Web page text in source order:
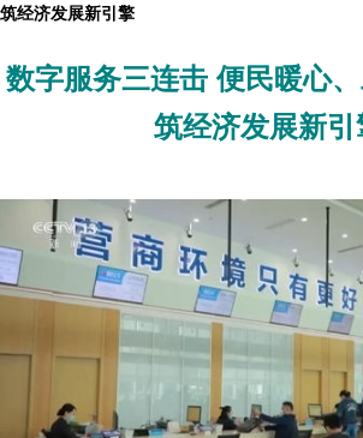
筑经济发展新引擎
数字服务三连击 便民暖心
筑经济发展新引